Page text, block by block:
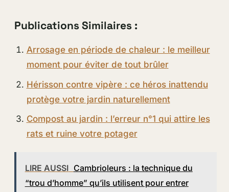
Publications Similaires :
Arrosage en période de chaleur : le meilleur
moment pour éviter de tout brûler
Hérisson contre vipère : ce héros inattendu
protège votre jardin naturellement
Compost au jardin : l’erreur n°1 qui attire les
rats et ruine votre potager
LIRE AUSSI Cambrioleurs : la technique du
“trou d’homme” qu’ils utilisent pour entrer